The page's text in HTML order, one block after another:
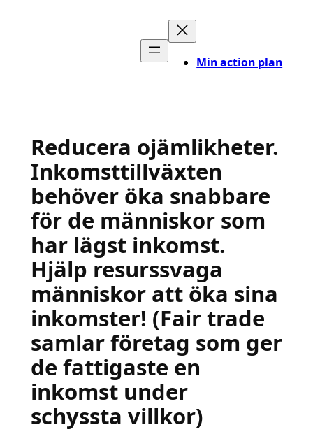
Min action plan
Reducera ojämlikheter.
Inkomsttillväxten
behöver öka snabbare
för de människor som
har lägst inkomst.
Hjälp resurssvaga
människor att öka sina
inkomster! (Fair trade
samlar företag som ger
de fattigaste en
inkomst under
schyssta villkor)